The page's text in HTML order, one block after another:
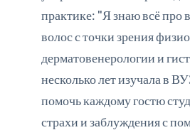
практике: "Я знаю всё про
волос с точки зрения
дерматовенерологии и
несколько лет изучала в
помочь каждому гостю
страхи и заблуждения с